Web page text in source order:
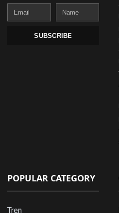
Email
Name
SUBSCRIBE
POPULAR CATEGORY
Tren